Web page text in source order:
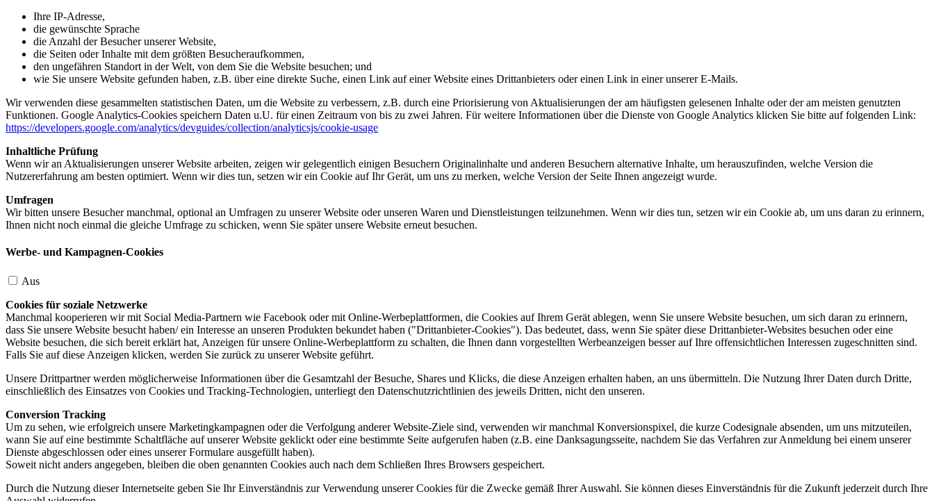
Ihre IP-Adresse,
die gewünschte Sprache
die Anzahl der Besucher unserer Website,
die Seiten oder Inhalte mit dem größten Besucheraufkommen,
den ungefähren Standort in der Welt, von dem Sie die Website besuchen; und
wie Sie unsere Website gefunden haben, z.B. über eine direkte Suche, einen Link auf einer Website eines Drittanbieters oder einen Link in einer unserer E-Mails.
Wir verwenden diese gesammelten statistischen Daten, um die Website zu verbessern, z.B. durch eine Priorisierung von Aktualisierungen der am häufigsten gelesenen Inhalte oder der am meisten genutzten
Funktionen. Google Analytics-Cookies speichern Daten u.U. für einen Zeitraum von bis zu zwei Jahren. Für weitere Informationen über die Dienste von Google Analytics klicken Sie bitte auf folgenden Link:
https://developers.google.com/analytics/devguides/collection/analyticsjs/cookie-usage
Inhaltliche Prüfung
Wenn wir an Aktualisierungen unserer Website arbeiten, zeigen wir gelegentlich einigen Besuchern Originalinhalte und anderen Besuchern alternative Inhalte, um herauszufinden, welche Version die
Nutzererfahrung am besten optimiert. Wenn wir dies tun, setzen wir ein Cookie auf Ihr Gerät, um uns zu merken, welche Version der Seite Ihnen angezeigt wurde.
Umfragen
Wir bitten unsere Besucher manchmal, optional an Umfragen zu unserer Website oder unseren Waren und Dienstleistungen teilzunehmen. Wenn wir dies tun, setzen wir ein Cookie ab, um uns daran zu erinnern,
Ihnen nicht noch einmal die gleiche Umfrage zu schicken, wenn Sie später unsere Website erneut besuchen.
Werbe- und Kampagnen-Cookies
Aus
Cookies für soziale Netzwerke
Manchmal kooperieren wir mit Social Media-Partnern wie Facebook oder mit Online-Werbeplattformen, die Cookies auf Ihrem Gerät ablegen, wenn Sie unsere Website besuchen, um sich daran zu erinnern,
dass Sie unsere Website besucht haben/ ein Interesse an unseren Produkten bekundet haben ("Drittanbieter-Cookies"). Das bedeutet, dass, wenn Sie später diese Drittanbieter-Websites besuchen oder eine
Website besuchen, die sich bereit erklärt hat, Anzeigen für unsere Online-Werbeplattform zu schalten, die Ihnen dann vorgestellten Werbeanzeigen besser auf Ihre offensichtlichen Interessen zugeschnitten sind.
Falls Sie auf diese Anzeigen klicken, werden Sie zurück zu unserer Website geführt.
Unsere Drittpartner werden möglicherweise Informationen über die Gesamtzahl der Besuche, Shares und Klicks, die diese Anzeigen erhalten haben, an uns übermitteln. Die Nutzung Ihrer Daten durch Dritte,
einschließlich des Einsatzes von Cookies und Tracking-Technologien, unterliegt den Datenschutzrichtlinien des jeweils Dritten, nicht den unseren.
Conversion Tracking
Um zu sehen, wie erfolgreich unsere Marketingkampagnen oder die Verfolgung anderer Website-Ziele sind, verwenden wir manchmal Konversionspixel, die kurze Codesignale absenden, um uns mitzuteilen,
wann Sie auf eine bestimmte Schaltfläche auf unserer Website geklickt oder eine bestimmte Seite aufgerufen haben (z.B. eine Danksagungsseite, nachdem Sie das Verfahren zur Anmeldung bei einem unserer
Dienste abgeschlossen oder eines unserer Formulare ausgefüllt haben).
Soweit nicht anders angegeben, bleiben die oben genannten Cookies auch nach dem Schließen Ihres Browsers gespeichert.
Durch die Nutzung dieser Internetseite geben Sie Ihr Einverständnis zur Verwendung unserer Cookies für die Zwecke gemäß Ihrer Auswahl. Sie können dieses Einverständnis für die Zukunft jederzeit durch Ihre